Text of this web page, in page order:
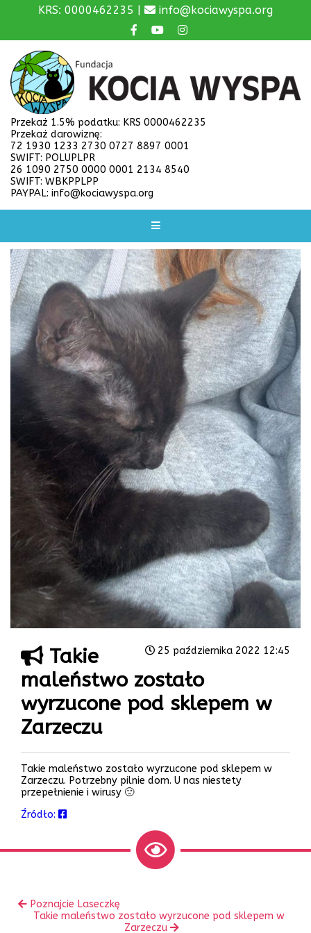
KRS: 0000462235 | info@kociawyspa.org
Przekaż 1.5% podatku: KRS 0000462235
Przekaż darowiznę:
72 1930 1233 2730 0727 8897 0001
SWIFT: POLUPLPR
26 1090 2750 0000 0001 2134 8540
SWIFT: WBKPPLPP
PAYPAL: info@kociawyspa.org
25 października 2022 12:45
Takie
maleństwo zostało
wyrzucone pod sklepem w
Zarzeczu
Takie maleństwo zostało wyrzucone pod sklepem w
Zarzeczu. Potrzebny pilnie dom. U nas niestety
przepełnienie i wirusy 🙁
Źródło:
innePoprzedni
wpis:
Poznajcie Laseczkę
Następny
Takie maleństwo zostało wyrzucone pod sklepem w
Zarzeczu